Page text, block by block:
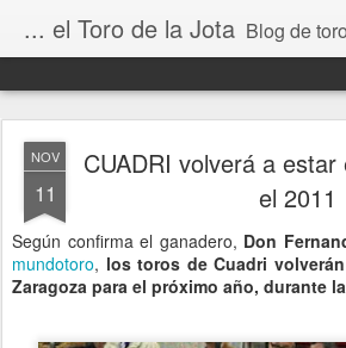
... el Toro de la Jota Blog de
NOV
11
CUADRI volverá a
el 2011
Según confirma el ganadero, Don
mundotoro, los toros de Cuadri
Zaragoza para el próximo año, durante